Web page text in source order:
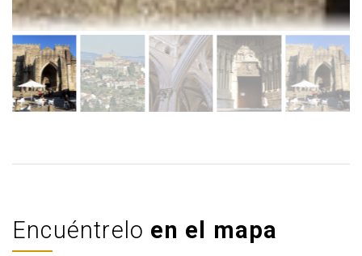
Encuéntrelo en el mapa